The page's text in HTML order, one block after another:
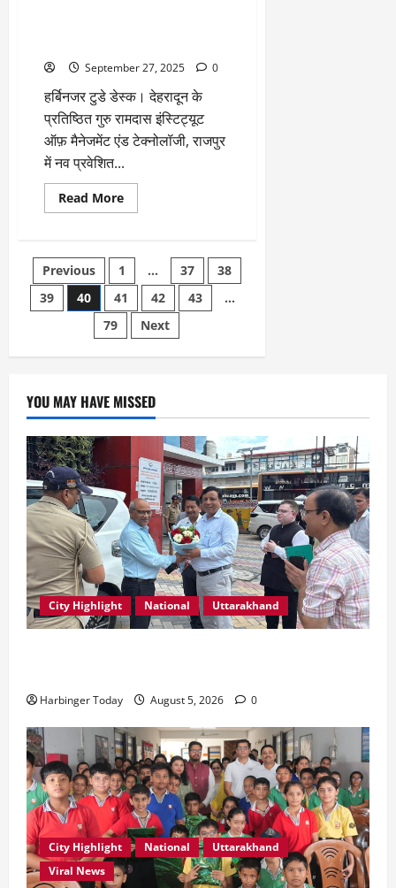
से
जागरूकता
September 27, 2025 0
हर्बिनजर टुडे डेस्क। देहरादून के
प्रतिष्ठित गुरु रामदास इंस्टिट्यूट
ऑफ़ मैनेजमेंट एंड टेक्नोलॉजी, राजपुर
में नव प्रवेशित...
Read MoreRead
more
इंस्टिट्यूट
ऑफ़
मैनेजमेंट
एंड
टेक्नोलॉजी
“अभिनंदन-2025
कार्यक्रम
झूमे
छात्र
Posts
pagination
Previous 1 … 37
38
39
40 41 42 43
…
79
Next
YOU MAY HAVE MISSED
City Highlight National Uttarakhand
Harbinger Today August 5, 2026 0
City Highlight National
Uttarakhand
Viral News